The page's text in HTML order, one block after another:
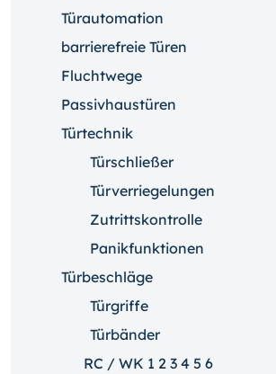
Türautomation
barrierefreie Türen
Fluchtwege
Passivhaustüren
Türtechnik
Türschließer
Türverriegelungen
Zutrittskontrolle
Panikfunktionen
Türbeschläge
Türgriffe
Türbänder
RC / WK 1 2 3 4 5 6